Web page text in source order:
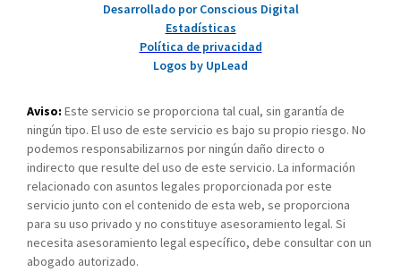
Desarrollado por Conscious Digital
Estadísticas
Política de privacidad
Logos by UpLead
Aviso: Este servicio se proporciona tal cual, sin garantía de
ningún tipo. El uso de este servicio es bajo su propio riesgo. No
podemos responsabilizarnos por ningún daño directo o
indirecto que resulte del uso de este servicio. La información
relacionado con asuntos legales proporcionada por este
servicio junto con el contenido de esta web, se proporciona
para su uso privado y no constituye asesoramiento legal. Si
necesita asesoramiento legal específico, debe consultar con un
abogado autorizado.